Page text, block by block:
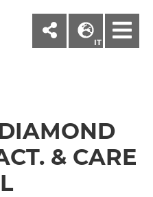
IT
& CARE